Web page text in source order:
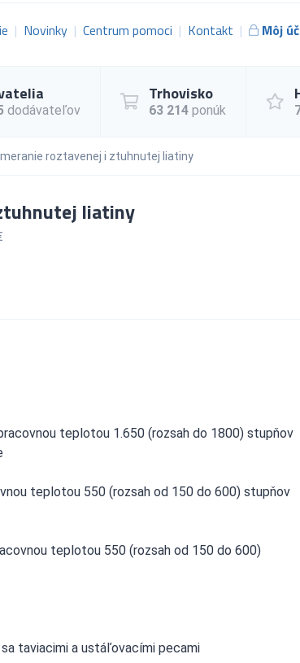
Novinky Centrum pomoci Kontakt Môj
dodávateľov
Trhovisko
63 214 ponúk
roztavenej i ztuhnutej liatiny
liatiny
teplotou 1.650 (rozsah do 1800) stupňov
teplotou 550 (rozsah od 150 do 600) stupňov
teplotou 550 (rozsah od 150 do 600)
taviacimi a ustáľovacími pecami